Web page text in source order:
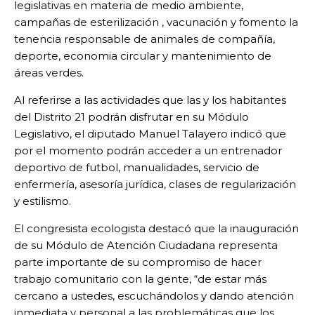
legislativas en materia de medio ambiente,
campañas de esterilización , vacunación y fomento la
tenencia responsable de animales de compañía,
deporte, economia circular y mantenimiento de
áreas verdes.
Al referirse a las actividades que las y los habitantes
del Distrito 21 podrán disfrutar en su Módulo
Legislativo, el diputado Manuel Talayero indicó que
por el momento podrán acceder a un entrenador
deportivo de futbol, manualidades, servicio de
enfermería, asesoría jurídica, clases de regularización
y estilismo.
El congresista ecologista destacó que la inauguración
de su Módulo de Atención Ciudadana representa
parte importante de su compromiso de hacer
trabajo comunitario con la gente, “de estar más
cercano a ustedes, escuchándolos y dando atención